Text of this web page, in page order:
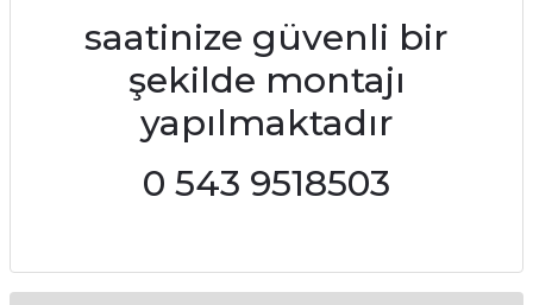
saatinize güvenli bir
şekilde montajı
yapılmaktadır
0 543 9518503